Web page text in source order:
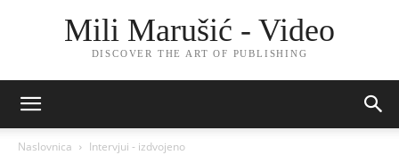
Mili Marušić - Video
DISCOVER THE ART OF PUBLISHING
Naslovnica Intervjui - izdvojeno